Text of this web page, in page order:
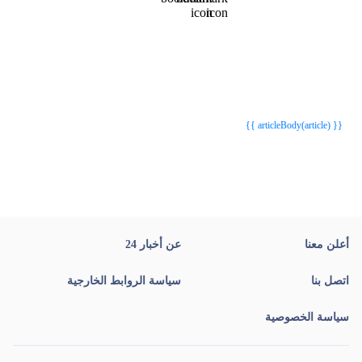
{{ articleBody(article) }}
أعلن معنا عن أخبار 24
اتصل بنا سياسة الروابط الخارجية
سياسة الخصوصية